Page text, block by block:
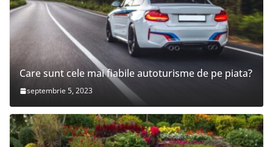
Care sunt cele mai fiabile autoturisme de pe piata?
septembrie 5, 2023